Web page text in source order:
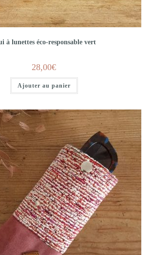
à lunettes éco-responsable vert
28,00€
Ajouter au panier